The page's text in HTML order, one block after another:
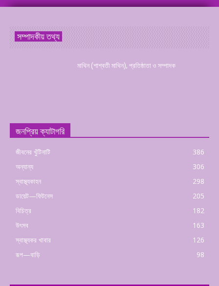
সম্পাদকীয় তথ্য
মাথিন (শাশ্বতী মাথিন), প্রতিষ্ঠাতা ও সম্পাদক
জনপ্রিয় ক্যাটাগরি
জীবনের খুঁটিনাটি
386
অন্যান্য
306
স্বাস্থ্যকাহন
298
ডায়েট—ফিটনেস
205
বিচিত্র
182
উৎসব
163
স্বাস্থ্যকর খাবার
126
রূপ—বাড়ি
98